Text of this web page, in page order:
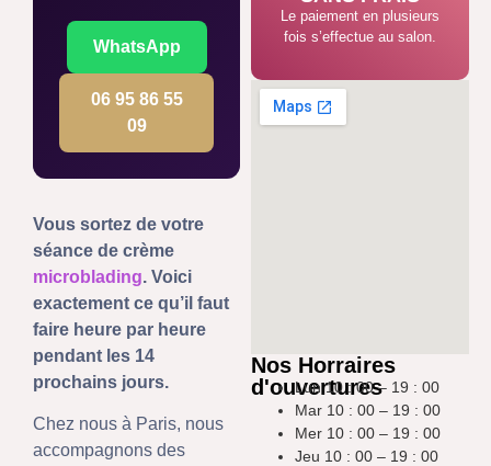
WhatsApp
06 95 86 55
09
Vous sortez de votre
séance de crème
microblading. Voici
exactement ce qu’il faut
faire heure par heure
pendant les 14
prochains jours.
Chez nous à Paris, nous
accompagnons des
Le paiement en plusieurs
fois s’effectue au salon.
Nos Horraires
d'ouvertures
Lun 10 : 00 – 19 : 00
Mar 10 : 00 – 19 : 00
Mer 10 : 00 – 19 : 00
Jeu 10 : 00 – 19 : 00